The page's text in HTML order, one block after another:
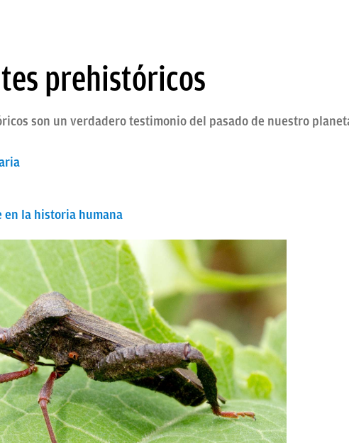
prehistóricos
son un verdadero testimonio del pasado de nuestro
en la historia humana